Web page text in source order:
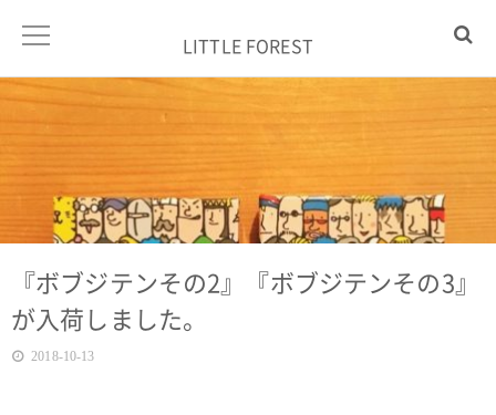
LITTLE FOREST
『ボブジテンその2』『ボブジテンその3』
が入荷しました。
2018-10-13